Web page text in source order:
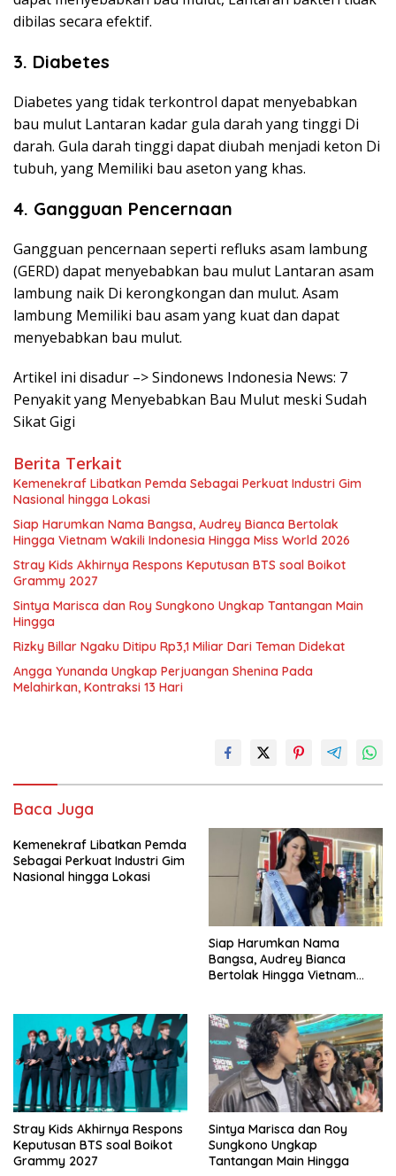
dibilas secara efektif.
3. Diabetes
Diabetes yang tidak terkontrol dapat menyebabkan
bau mulut Lantaran kadar gula darah yang tinggi Di
darah. Gula darah tinggi dapat diubah menjadi keton Di
tubuh, yang Memiliki bau aseton yang khas.
4. Gangguan Pencernaan
Gangguan pencernaan seperti refluks asam lambung
(GERD) dapat menyebabkan bau mulut Lantaran asam
lambung naik Di kerongkongan dan mulut. Asam
lambung Memiliki bau asam yang kuat dan dapat
menyebabkan bau mulut.
Artikel ini disadur –> Sindonews Indonesia News: 7
Penyakit yang Menyebabkan Bau Mulut meski Sudah
Sikat Gigi
Berita Terkait
Kemenekraf Libatkan Pemda Sebagai Perkuat Industri Gim
Nasional hingga Lokasi
Siap Harumkan Nama Bangsa, Audrey Bianca Bertolak
Hingga Vietnam Wakili Indonesia Hingga Miss World 2026
Stray Kids Akhirnya Respons Keputusan BTS soal Boikot
Grammy 2027
Sintya Marisca dan Roy Sungkono Ungkap Tantangan Main
Hingga
Rizky Billar Ngaku Ditipu Rp3,1 Miliar Dari Teman Didekat
Angga Yunanda Ungkap Perjuangan Shenina Pada
Melahirkan, Kontraksi 13 Hari
Baca Juga
Kemenekraf Libatkan Pemda
Sebagai Perkuat Industri Gim
Nasional hingga Lokasi
Siap Harumkan Nama
Bangsa, Audrey Bianca
Bertolak Hingga Vietnam
Stray Kids Akhirnya Respons
Keputusan BTS soal Boikot
Grammy 2027
Sintya Marisca dan Roy
Sungkono Ungkap
Tantangan Main Hingga